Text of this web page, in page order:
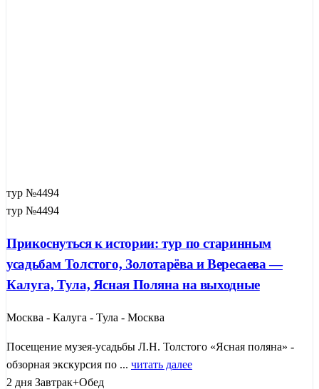
тур №4494
тур №4494
Прикоснуться к истории: тур по старинным
усадьбам Толстого, Золотарёва и Вересаева —
Калуга, Тула, Ясная Поляна на выходные
Москва - Калуга - Тула - Москва
Посещение музея-усадьбы Л.Н. Толстого «Ясная поляна» -
обзорная экскурсия по ... читать далее
2 дня Завтрак+Обед